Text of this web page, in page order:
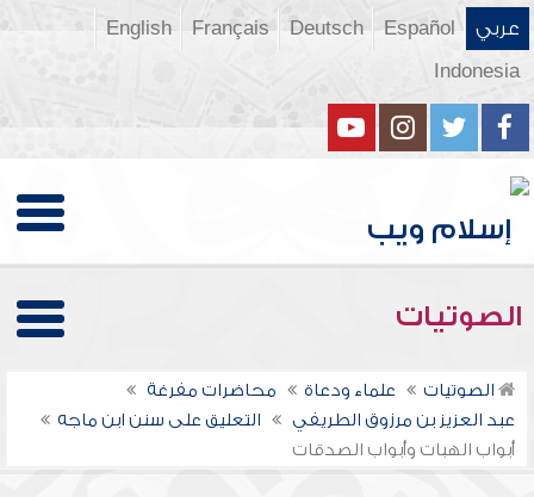
عربي Español
Deutsch
Français
English
Indonesia
الصوتيات
الصوتيات علماء ودعاة
محاضرات مفرغة
عبد العزيز بن مرزوق الطريفي
التعليق على سنن ابن ماجه
أبواب الهبات وأبواب الصدقات